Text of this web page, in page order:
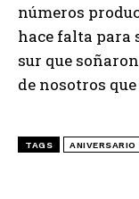
números
hace falta para
sur que
de nosotros
TAGS ANIVERSARIO